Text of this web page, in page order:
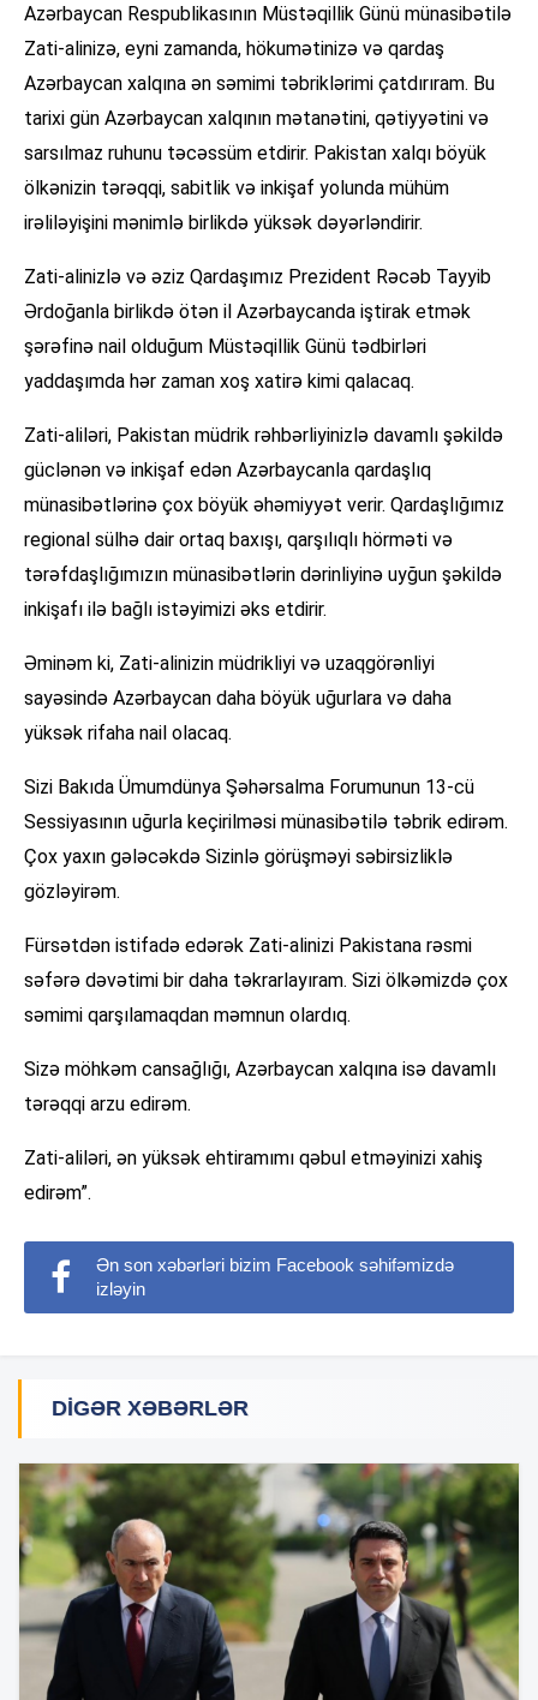
Azərbaycan Respublikasının Müstəqillik Günü münasibətilə
Zati-alinizə, eyni zamanda, hökumətinizə və qardaş
Azərbaycan xalqına ən səmimi təbriklərimi çatdırıram. Bu
tarixi gün Azərbaycan xalqının mətanətini, qətiyyətini və
sarsılmaz ruhunu təcəssüm etdirir. Pakistan xalqı böyük
ölkənizin tərəqqi, sabitlik və inkişaf yolunda mühüm
irəliləyişini mənimlə birlikdə yüksək dəyərləndirir.
Zati-alinizlə və əziz Qardaşımız Prezident Rəcəb Tayyib
Ərdoğanla birlikdə ötən il Azərbaycanda iştirak etmək
şərəfinə nail olduğum Müstəqillik Günü tədbirləri
yaddaşımda hər zaman xoş xatirə kimi qalacaq.
Zati-aliləri, Pakistan müdrik rəhbərliyinizlə davamlı şəkildə
güclənən və inkişaf edən Azərbaycanla qardaşlıq
münasibətlərinə çox böyük əhəmiyyət verir. Qardaşlığımız
regional sülhə dair ortaq baxışı, qarşılıqlı hörməti və
tərəfdaşlığımızın münasibətlərin dərinliyinə uyğun şəkildə
inkişafı ilə bağlı istəyimizi əks etdirir.
Əminəm ki, Zati-alinizin müdrikliyi və uzaqgörənliyi
sayəsində Azərbaycan daha böyük uğurlara və daha
yüksək rifaha nail olacaq.
Sizi Bakıda Ümumdünya Şəhərsalma Forumunun 13-cü
Sessiyasının uğurla keçirilməsi münasibətilə təbrik edirəm.
Çox yaxın gələcəkdə Sizinlə görüşməyi səbirsizliklə
gözləyirəm.
Fürsətdən istifadə edərək Zati-alinizi Pakistana rəsmi
səfərə dəvətimi bir daha təkrarlayıram. Sizi ölkəmizdə çox
səmimi qarşılamaqdan məmnun olardıq.
Sizə möhkəm cansağlığı, Azərbaycan xalqına isə davamlı
tərəqqi arzu edirəm.
Zati-aliləri, ən yüksək ehtiramımı qəbul etməyinizi xahiş
edirəm”.
Ən son xəbərləri bizim Facebook səhifəmizdə
izləyin
DIGƏR XƏBƏRLƏR